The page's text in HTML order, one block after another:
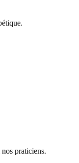
praticiens.